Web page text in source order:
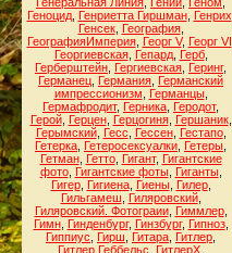
Геноцид, Генриетта Гиршман, Генрих
Генсек, География,
ГеографияИмперия, Георг V, Георг VI
Георгиевская, Гепард, Герб,
Герберштейн Гергиевская Геринг,
Германец Германия Германский
импрессионизм
Германцы,
Гермафродит, Герника Геродот,
Герой, Герцен, Герцогиня, Гершаник,
Герымский, Гесс Гессен, Гестапо,
Гетерка Гетеросексуалки Гетеры
Гетман, Гетто, Гигант, Гигантские
фото, Гигантские фоты, Гиганты,
Гигер, Гигиена, Гиены, Гилер,
Гильгамеш
Гиляровский,
Гиляровский. Фотограии, Гиммлер,
Гимн, Гинденбург, Гинзбург, Гипноз,
Гиппиус
Гирш Гитара Гитлер
Гитлер Геббельс
ГитлерХ